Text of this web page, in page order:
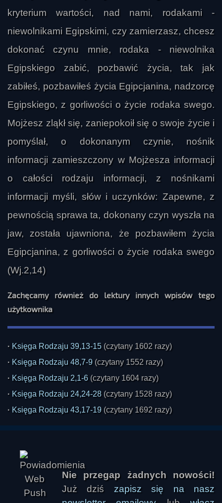
kryterium wartości, nad nami, rodakami -
niewolnikami Egipskimi, czy zamierzasz, chcesz
dokonać czynu mnie, rodaka - niewolnika
Egipskiego zabić, pozbawić życia, tak jak
zabiłeś, pozbawiłeś życia Egipcjanina, nadzorcę
Egipskiego, z gorliwości o życie rodaka swego.
Mojżesz zląkł się, zaniepokoił się o swoje życie i
pomyślał, o dokonanym czynie, nośnik
informacji zamieszczony w Mojżesza informacji
o całości rodzaju informacji, z nośnikami
informacji myśli, słów i uczynków: Zapewne, z
pewnością sprawa ta, dokonany czyn wyszła na
jaw, została ujawniona, że pozbawiłem życia
Egipcjanina, z gorliwości o życie rodaka swego
(Wj.2,14)
Zachęcamy również do lektury innych wpisów tego
użytkownika
· Księga Rodzaju 39,13-15 (czytany 1602 razy)
· Księga Rodzaju 48,7-9 (czytany 1552 razy)
· Księga Rodzaju 2,1-6 (czytany 1604 razy)
· Księga Rodzaju 24,24-28 (czytany 1528 razy)
· Księga Rodzaju 43,17-19 (czytany 1692 razy)
Nie przegap żadnych nowości!
Już dziś zapisz się na nasz